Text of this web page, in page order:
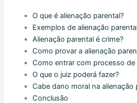
O que é alienação parental?
Exemplos de alienação
Alienação parental é crime?
Como provar a alienação
Como entrar com processo de
O que o juiz poderá fazer?
Cabe dano moral na alienação
Conclusão